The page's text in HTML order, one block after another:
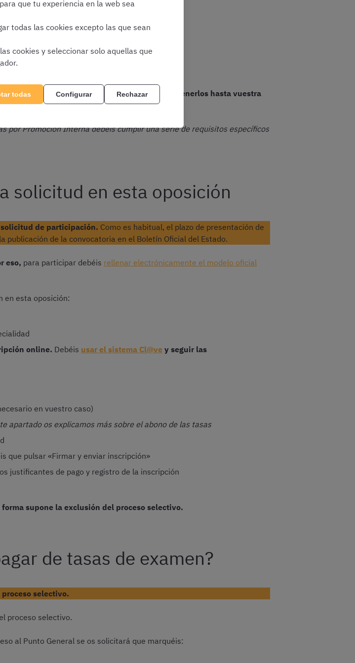
cierre de presentación de solicitudes y mantenerlos hasta vuestra
por Promoción Interna debéis cumplir una serie de requisitos específicos
solicitud en esta oposición
de participación. Como es habitual, el plazo de presentación de
de la convocatoria en el Boletín Oficial del Estado.
eso, para participar debéis rellenar electrónicamente el modelo oficial
en esta oposición:
online. Debéis usar el sistema Cl@ve y seguir las
en vuestro caso)
apartado os explicamos más sobre el abono de las tasas
que pulsar «Firmar y enviar inscripción»
justificantes de pago y registro de la inscripción
supone la exclusión del proceso selectivo.
de tasas de examen?
selectivo.
proceso selectivo.
al Punto General se os solicitará que marquéis:
que tu experiencia en la web sea
todas las cookies excepto las que sean
las cookies y seleccionar solo aquellas que
todas Configurar Rechazar